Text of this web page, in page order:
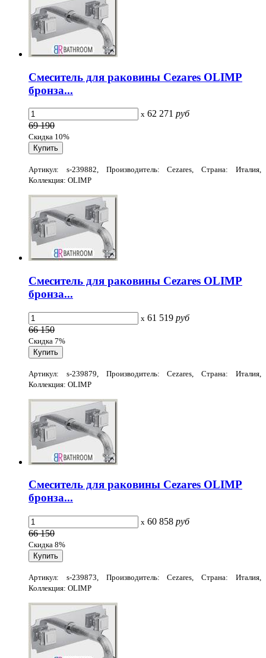
Смеситель для раковины Cezares OLIMP
бронза...
x 62 271 руб
69 190
Скидка 10%
Артикул: s-239882, Производитель: Cezares, Страна: Италия,
Коллекция: OLIMP
Смеситель для раковины Cezares OLIMP
бронза...
x 61 519 руб
66 150
Скидка 7%
Артикул: s-239879, Производитель: Cezares, Страна: Италия,
Коллекция: OLIMP
Смеситель для раковины Cezares OLIMP
бронза...
x 60 858 руб
66 150
Скидка 8%
Артикул: s-239873, Производитель: Cezares, Страна: Италия,
Коллекция: OLIMP